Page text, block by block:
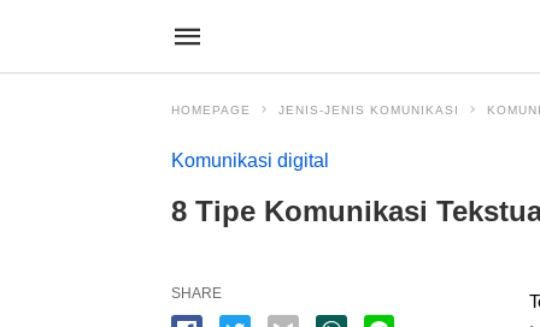
HOMEPAGE JENIS-JENIS KOMUNIKASI
Komunikasi digital
8 Tipe Komunikasi
SHARE